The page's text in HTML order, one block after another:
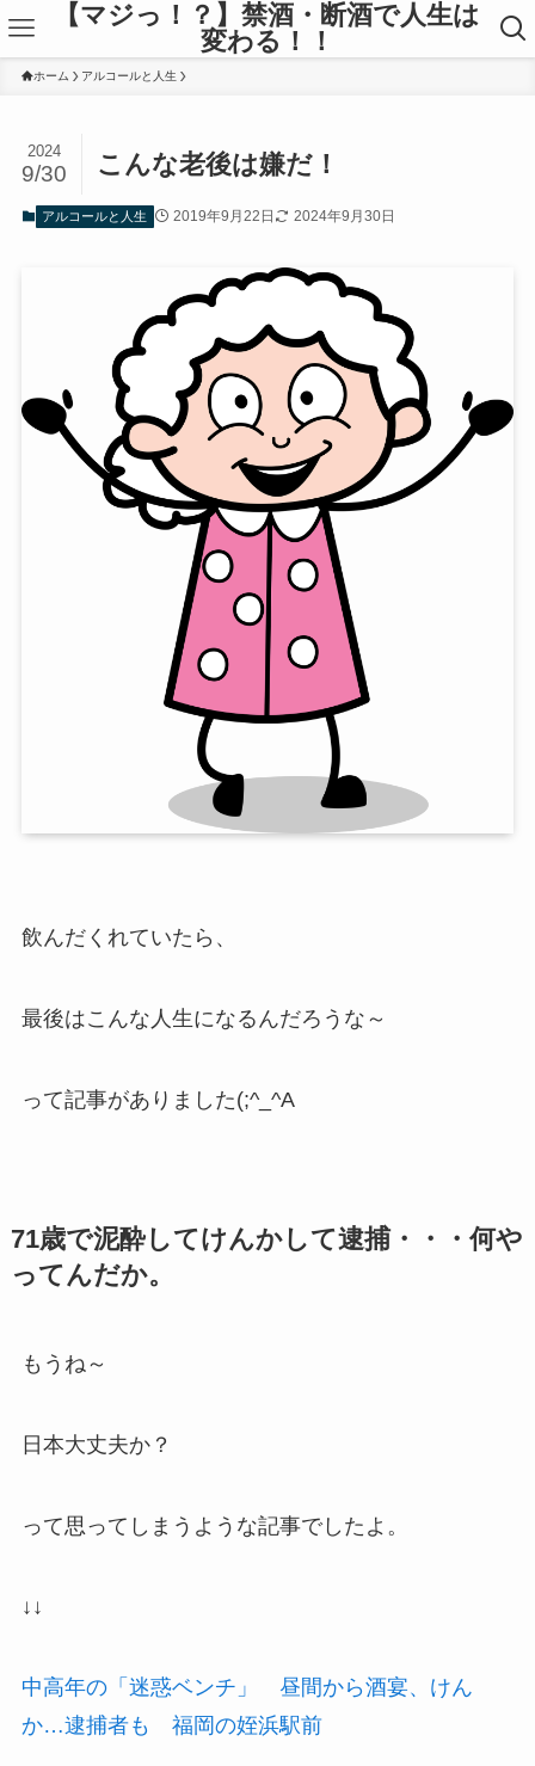
【マジっ！？】禁酒・断酒で人生は
変わる！！
ホーム アルコールと人生
こんな老後は嫌だ！
2024
9/30
アルコールと人生 2019年9月22日 2024年9月30日
飲んだくれていたら、
最後はこんな人生になるんだろうな～
って記事がありました(;^_^A
71歳で泥酔してけんかして逮捕・・・何や
ってんだか。
もうね～
日本大丈夫か？
って思ってしまうような記事でしたよ。
↓↓
中高年の「迷惑ベンチ」 昼間から酒宴、けん
か…逮捕者も 福岡の姪浜駅前